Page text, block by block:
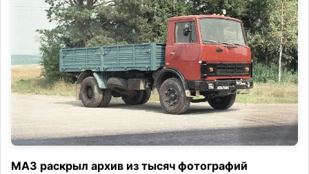
МАЗ раскрыл архив из тысяч фотографий